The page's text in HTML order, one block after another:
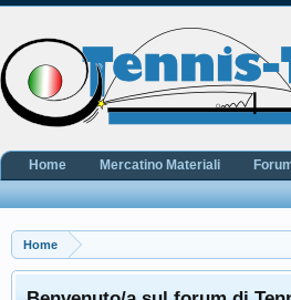
Home
Home Mercatino Materiali